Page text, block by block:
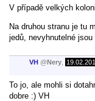
V případě velkých
Na druhou stranu je tu
jedů, nevyhnutelné jsou
VH @Nery
To jo, ale mohli si
dobre :) VH